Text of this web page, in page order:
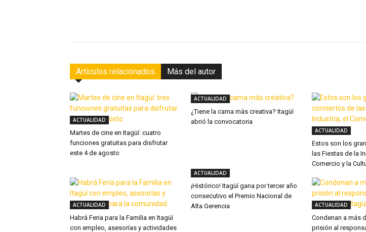
Artículos relacionados Más del autor
ACTUALIDAD
Martes de cine en Itagüí: cuatro
funciones gratuitas para disfrutar
este 4 de agosto
ACTUALIDAD
¿Tiene la cama más creativa? Itagüí
abrió la convocatoria
ACTUALIDAD
Estos son los
las Fiestas de la
Comercio y la
ACTUALIDAD
Habrá Feria para la Familia en Itagüí
con empleo, asesorías y actividades
ACTUALIDAD
¡Histórico! Itagüí gana por tercer año
consecutivo el Premio Nacional de
Alta Gerencia
ACTUALIDAD
Condenan a más
prisión al